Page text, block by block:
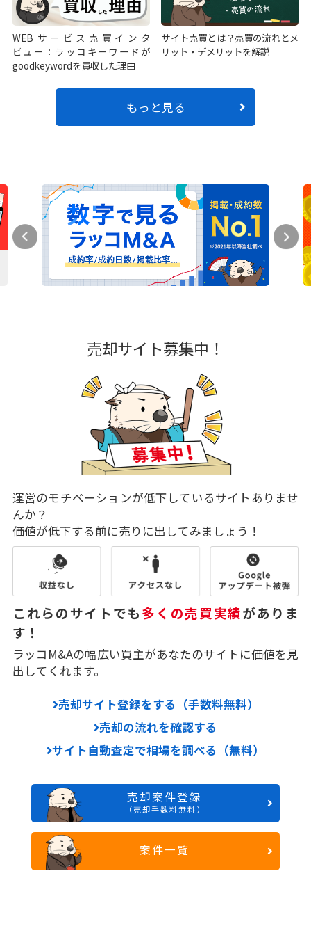
WEBサービス売買インタ
ビュー：ラッコキーワードが
goodkeywordを買収した理由
サイト売買とは？売買の流れとメ
リット・デメリットを解説
もっと見る
売却サイト募集中！
運営のモチベーションが低下しているサイトありませ
んか？
価値が低下する前に売りに出してみましょう！
これらのサイトでも多くの売買実績がありま
す！
ラッコM&Aの幅広い買主があなたのサイトに価値を見
出してくれます。
売却サイト登録をする（手数料無料）
売却の流れを確認する
サイト自動査定で相場を調べる（無料）
売却案件登録
（売却手数料無料）
案件一覧